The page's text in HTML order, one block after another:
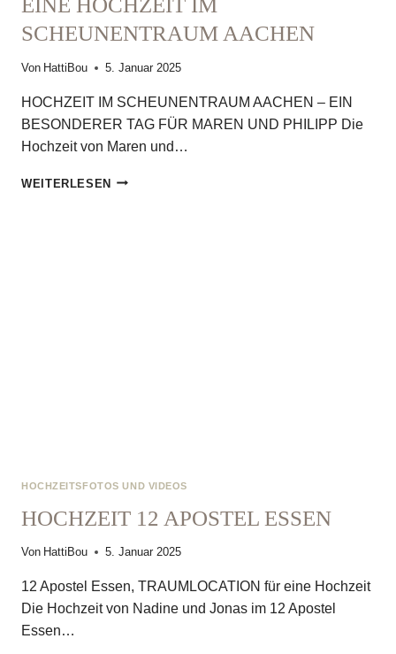
SCHEUNENTRAUM AACHEN
Von HattiBou 5. Januar 2025
HOCHZEIT IM SCHEUNENTRAUM AACHEN – EIN
BESONDERER TAG FÜR MAREN UND PHILIPP Die
Hochzeit von Maren und…
WEITERLESEN EINE
HOCHZEITSFOTOS UND VIDEOS
HOCHZEIT 12 APOSTEL ESSEN
Von HattiBou 5. Januar 2025
12 Apostel Essen, TRAUMLOCATION für eine Hochzeit
Die Hochzeit von Nadine und Jonas im 12 Apostel
Essen…